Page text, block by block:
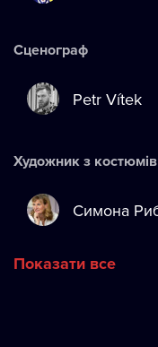
Сценограф
Petr Vítek
Художник з костюмів
Симона
Показати все